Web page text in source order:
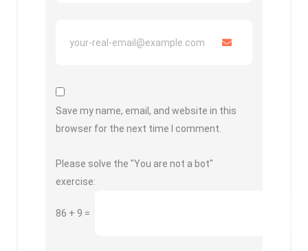
Save my name, email, and website in this
browser for the next time I comment.
Please solve the "You are not a bot"
exercise:
86 + 9 =